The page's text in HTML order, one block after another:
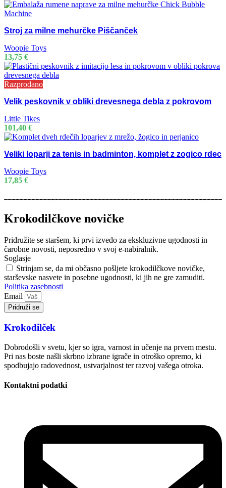
Stroj za milne mehurčke Piščanček
Woopie Toys
13,75 €
Razprodano
Velik peskovnik v obliki drevesnega debla z pokrovom
Little Tikes
101,40 €
Veliki loparji za tenis in badminton, komplet z zogico rdec
Woopie Toys
17,85 €
Krokodilčkove novičke
Pridružite se staršem, ki prvi izvedo za ekskluzivne ugodnosti in
čarobne novosti, neposredno v svoj e-nabiralnik.
Soglasje
Strinjam se, da mi občasno pošljete krokodilčkove novičke,
starševske nasvete in posebne ugodnosti, ki jih ne gre zamuditi.
Politika zasebnosti
Email
Pridruži se
Krokodilček
Dobrodošli v svetu, kjer so igra, varnost in učenje na prvem mestu.
Pri nas boste našli skrbno izbrane igrače in otroško opremo, ki
spodbujajo radovednost, ustvarjalnost ter razvoj vašega otroka.
Kontaktni podatki